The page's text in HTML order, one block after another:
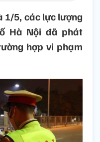
1/5, các lực lượng
Hà Nội đã phát
hợp vi phạm